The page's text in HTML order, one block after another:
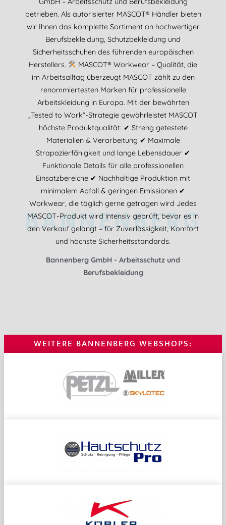
betrieben. Als autorisierter MASCOT® Händler bieten
wir Ihnen das komplette Sortiment an hochwertiger
Berufsbekleidung, Schutzbekleidung und
Sicherheitsschuhen des führenden europäischen
Herstellers.
MASCOT® Workwear – Qualität, die
im Arbeitsalltag überzeugt MASCOT zählt zu den
renommiertesten Marken für professionelle
Arbeitskleidung in Europa. Mit der bewährten
„Tested to Work“-Strategie gewährleistet MASCOT
höchste Produktqualität: ✔ Streng getestete
Materialien & Verarbeitung ✔ Maximale
Strapazierfähigkeit und lange Lebensdauer ✔
Funktionale Details für alle professionellen
Einsatzbereiche ✔ Nachhaltige Produktion mit
minimalem Abfall & geringen Emissionen ✔
Workwear, die täglich gerne getragen wird Jedes
MASCOT-Produkt wird intensiv geprüft, bevor es in
den Verkauf gelangt – für Zuverlässigkeit, Komfort
und höchste Sicherheitsstandards.
Bannenberg GmbH - Arbeitsschutz und
Berufsbekleidung
BANNENBERG
WEITERE BANNENBERG WEBSHOPS: